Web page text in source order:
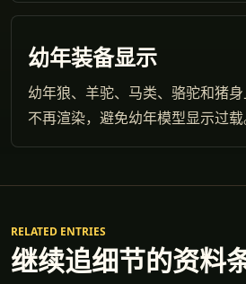
幼年装备显示
幼年狼、羊驼、马类、骆驼和猪
不再渲染，避免幼年模型显示过载
RELATED ENTRIES
继续追细节的资料